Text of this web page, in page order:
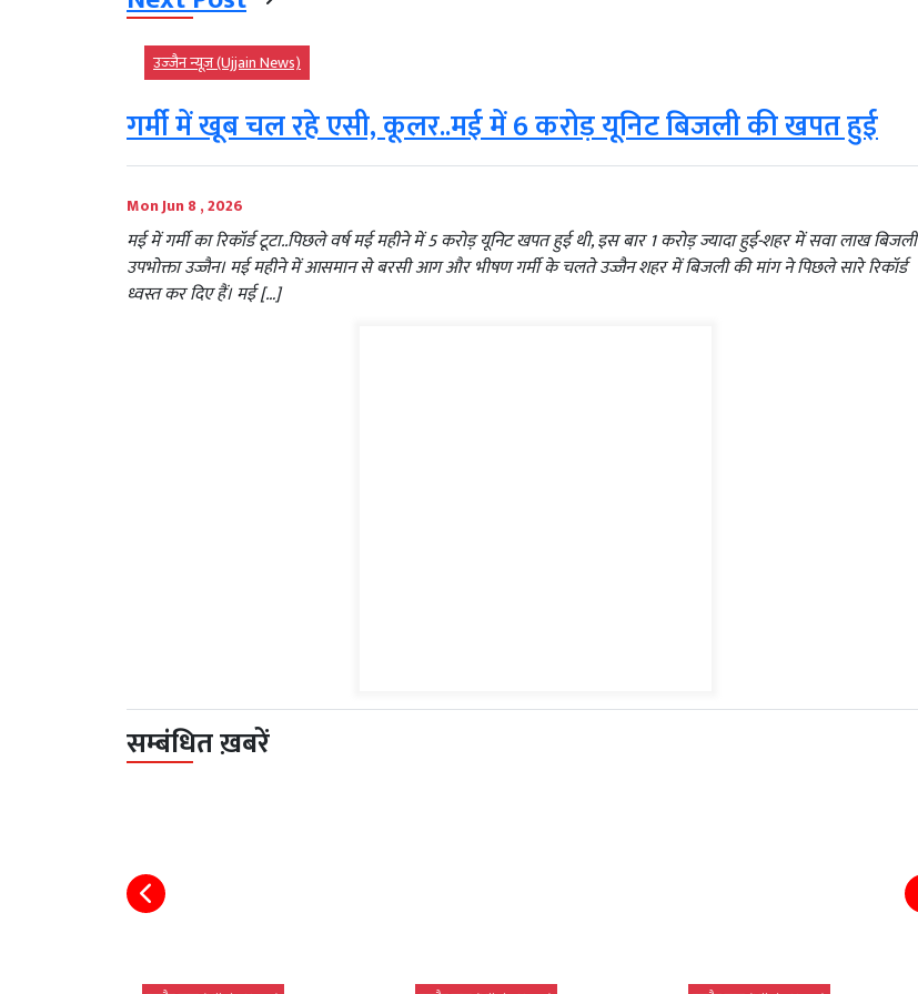
उज्‍जैन न्यूज़ (Ujjain News)
गर्मी में खूब चल रहे एसी, कूलर..मई में 6 करोड़ यूनिट बिजली की खपत हुई
Mon Jun 8 , 2026
मई में गर्मी का रिकॉर्ड टूटा..पिछले वर्ष मई महीने में 5 करोड़ यूनिट खपत हुई थी, इस बार 1 करोड़ ज्यादा हुई-शहर में सवा लाख बिजली
उपभोक्ता उज्जैन। मई महीने में आसमान से बरसी आग और भीषण गर्मी के चलते उज्जैन शहर में बिजली की मांग ने पिछले सारे रिकॉर्ड
ध्वस्त कर दिए हैं। मई […]
सम्बंधित ख़बरें